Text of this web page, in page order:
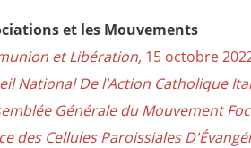
et les Mouvements
et Libération, 15 octobre
National De l'Action Catholique
Générale du Mouvement
des Cellules Paroissiales